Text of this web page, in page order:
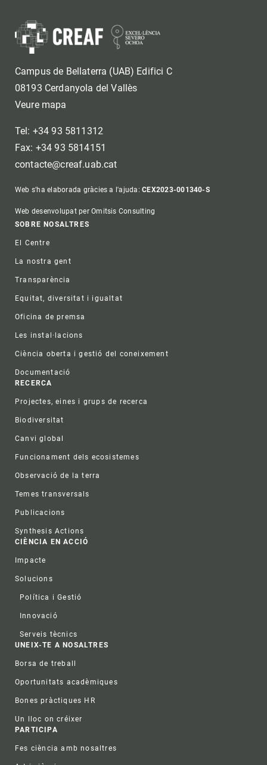
Campus de Bellaterra (UAB) Edifici C
08193 Cerdanyola del Vallès
Veure mapa
Tel: +34 93 5811312
Fax: +34 93 5814151
contacte@creaf.uab.cat
Web s'ha elaborada gràcies a l'ajuda:CEX2023-001340-S
Web desenvolupat per Omitsis Consulting
Footer
SOBRE NOSALTRES
El Centre
La nostra gent
Transparència
Equitat, diversitat i igualtat
Oficina de premsa
Les instal·lacions
Ciència oberta i gestió del coneixement
Documentació
RECERCA
Projectes, eines i grups de recerca
Biodiversitat
Canvi global
Funcionament dels ecosistemes
Observació de la terra
Temes transversals
Publicacions
Synthesis Actions
CIÈNCIA EN ACCIÓ
Impacte
Solucions
Política i Gestió
Innovació
Serveis tècnics
UNEIX-TE A NOSALTRES
Borsa de treball
Oportunitats acadèmiques
Bones pràctiques HR
Un lloc on créixer
PARTICIPA
Fes ciència amb nosaltres